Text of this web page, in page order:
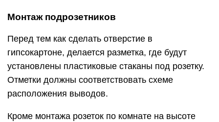
Монтаж подрозетников
Перед тем как сделать отверстие в
гипсокартоне, делается разметка, где будут
установлены пластиковые стаканы под розетку.
Отметки должны соответствовать схеме
расположения выводов.
Кроме монтажа розеток по комнате на высоте